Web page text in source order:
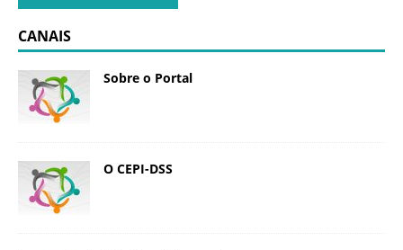
CANAIS
Sobre o Portal
O CEPI-DSS